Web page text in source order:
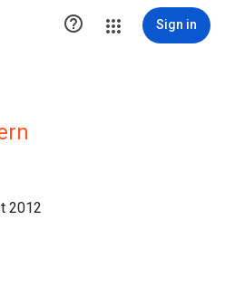
 Sign in
2012